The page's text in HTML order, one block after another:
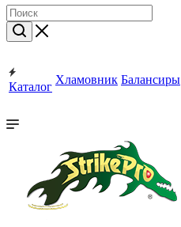
Каталог
Хламовник Балансиры